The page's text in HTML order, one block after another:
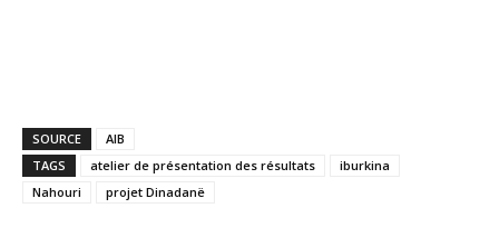
SOURCE
AIB
TAGS
atelier de présentation des résultats
iburkina
Nahouri
projet Dinadanë